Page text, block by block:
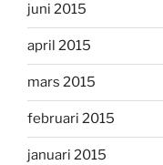
juni 2015
april 2015
mars 2015
februari 2015
januari 2015